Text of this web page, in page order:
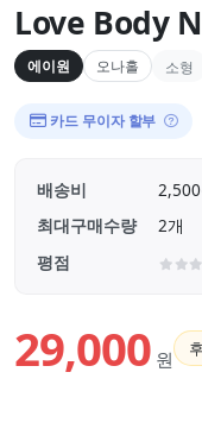
Love Body
에이원 오나홀 소형
카드 무이자 할부
배송비
최대구매수량
2개
평점
29,000 원